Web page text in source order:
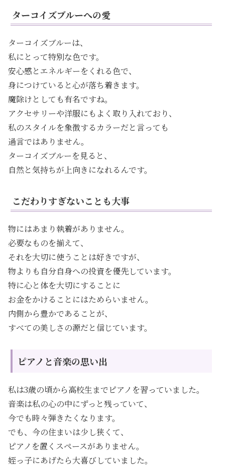
ターコイズブルーへの愛
ターコイズブルーは、
私にとって特別な色です。
安心感とエネルギーをくれる色で、
身につけていると心が落ち着きます。
魔除けとしても有名ですね。
アクセサリーや洋服にもよく取り入れており、
私のスタイルを象徴するカラーだと言っても
過言ではありません。
ターコイズブルーを見ると、
自然と気持ちが上向きになれるんです。
こだわりすぎないことも大事
物にはあまり執着がありません。
必要なものを揃えて、
それを大切に使うことは好きですが、
物よりも自分自身への投資を優先しています。
特に心と体を大切にすることに
お金をかけることにはためらいません。
内側から豊かであることが、
すべての美しさの源だと信じています。
ピアノと音楽の思い出
私は3歳の頃から高校生までピアノを習っていました。
音楽は私の心の中にずっと残っていて、
今でも時々弾きたくなります。
でも、今の住まいは少し狭くて、
ピアノを置くスペースがありません。
姪っ子にあげたら大喜びしていました。